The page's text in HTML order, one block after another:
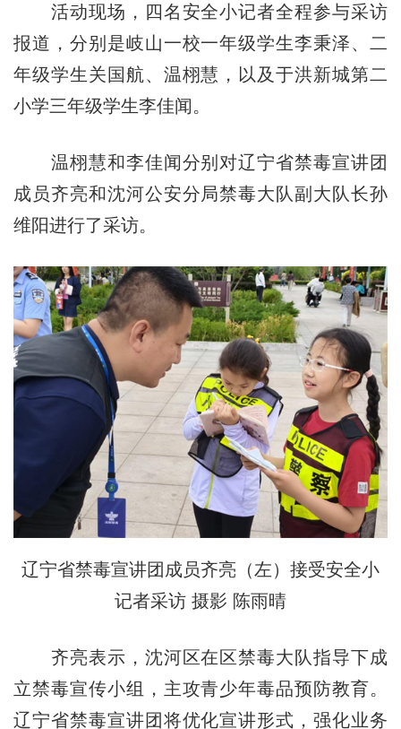
活动现场，四名安全小记者全程参与采访
报道，分别是岐山一校一年级学生李秉泽、二
年级学生关国航、温栩慧，以及于洪新城第二
小学三年级学生李佳闻。
温栩慧和李佳闻分别对辽宁省禁毒宣讲团
成员齐亮和沈河公安分局禁毒大队副大队长孙
维阳进行了采访。
辽宁省禁毒宣讲团成员齐亮（左）接受安全小
记者采访 摄影 陈雨晴
齐亮表示，沈河区在区禁毒大队指导下成
立禁毒宣传小组，主攻青少年毒品预防教育。
辽宁省禁毒宣讲团将优化宣讲形式，强化业务